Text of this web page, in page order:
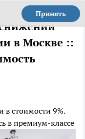
Принять
в Москве ::
в стоимости 9%.
в премиум-классе